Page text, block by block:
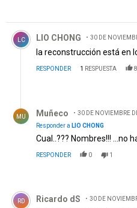
Comentario de LIO CHONG.
LC LIO CHONG 30 DE
la reconstrucción está en
RESPONDER 1 RESPUESTA 8
MU Muñeco
30 DE NOVIEMBRE
Responder a LIO CHONG
Cual..??? Nombres!!! ...no
RESPONDER 0 1
Comentario de Ricardo dS.
RD Ricardo dS 30 DE